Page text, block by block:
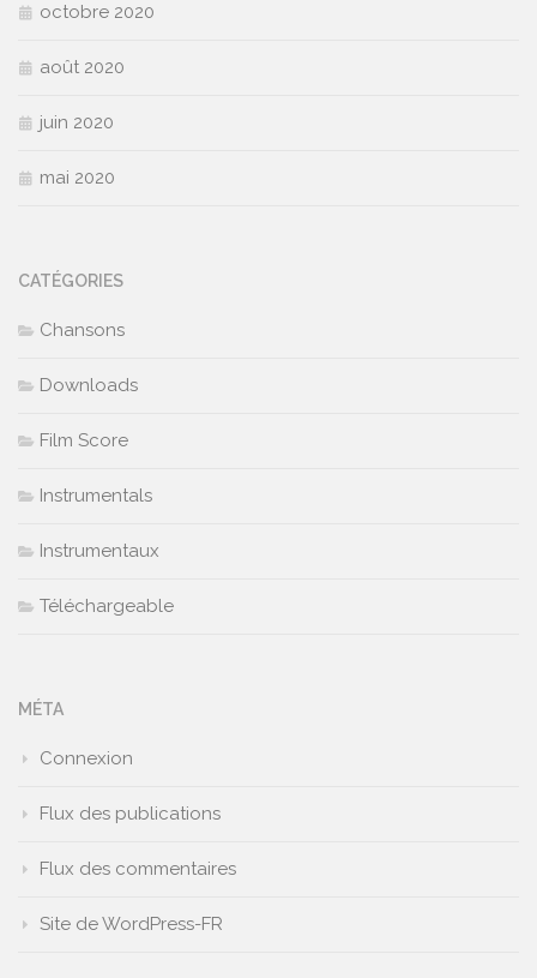
octobre 2020
août 2020
juin 2020
mai 2020
CATÉGORIES
Chansons
Downloads
Film Score
Instrumentals
Instrumentaux
Téléchargeable
MÉTA
Connexion
Flux des publications
Flux des commentaires
Site de WordPress-FR